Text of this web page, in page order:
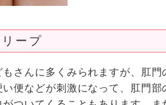
ープ
もさんに多くみられますが、肛
い便などが刺激になって、肛門